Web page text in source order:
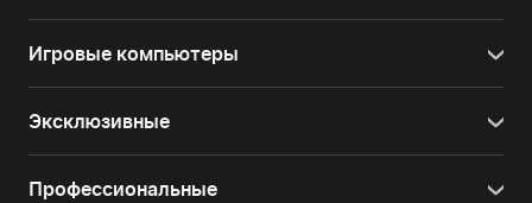
Игровые компьютеры
Эксклюзивные
Профессиональные